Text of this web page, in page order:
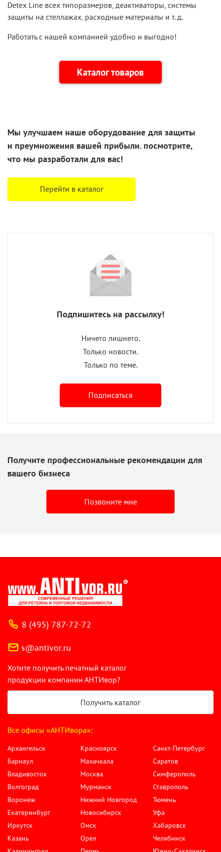
Detex Line всех типоразмеров, деактиваторы, системы
защиты на стеллажах, расходные материалы и т. д.
Работать с нашей компанией удобно и выгодно!
Каталог товаров
Мы улучшаем наше оборудование для защиты
и преумножения вашей прибыли. посмотрите,
что мы разработали для вас!
Перейти в каталог
Подпишитесь на рассылку!
Ничего лишнего.
Только новости.
Только по теме.
Подписаться
Получите профессиональные рекомендации для
вашего бизнеса
Позвоните мне
8 (495) 787-72-72
s@antivor.ru
Хотите получить печатный каталог
продукции компании АНТИвор?
Получить каталог
Все офисы «АНТИвора»:
Архангельск
Барнаул
Владивосток
Волгоград
Воронеж
Екатеринбург
Иркутск
Казань
Красноярск
Махачкала
Москва
Мурманск
Нижний Новгород
Новосибирск
Омск
Орел
Санкт-Петербург
Саратов
Симферополь
Ставрополь
Тюмень
Уфа
Хабаровск
Челябинск